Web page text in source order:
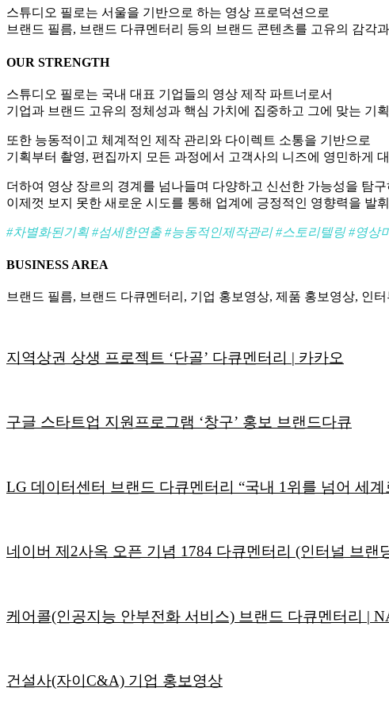
스튜디오 필로는 서울을 기반으로 하는 영상 프로덕션으로
브랜드 필름, 브랜드 다큐멘터리 등의 브랜드 콘텐츠를 고유의 감각
OUR STRENGTH
스튜디오 필로는 국내 대표 기업들의 영상 제작 파트너로서
기업과 브랜드 고유의 정체성과 핵심 가치에 집중하고 그에 맞는 기
또한 능동적이고 체계적인 제작 관리와 다이렉트 소통을 기반으로
기획부터 촬영, 편집까지 모든 과정에서 고객사의 니즈에 영민하게
더하여 영상 장르의 경계를 넘나들며 다양하고 신선한 가능성을 탐구
이제껏 보지 못한 새로운 시도를 통해 업계에 긍정적인 영향력을 발
#차별화된기획 #섬세한연출 #능동적인제작관리 #스토리텔링 #영상
BUSINESS AREA
브랜드 필름, 브랜드 다큐멘터리, 기업 홍보영상, 제품 홍보영상, 인
지역상권 상생 프로젝트 ‘단골’ 다큐멘터리 | 카카오
구글 스타트업 지원프로그램 ‘창구’ 홍보 브랜드다큐
LG 데이터센터 브랜드 다큐멘터리 “국내 1위를 넘어 세계
네이버 제2사옥 오픈 기념 1784 다큐멘터리 (인터널 브랜
케어콜(인공지능 안부전화 서비스) 브랜드 다큐멘터리 |
건설사(자이C&A) 기업 홍보영상